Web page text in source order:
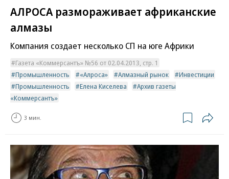
АЛРОСА размораживает африканские
алмазы
Компания создает несколько СП на юге Африки
Газета «Коммерсантъ» №56 от 02.04.2013, стр. 1
Промышленность
«Алроса» Алмазный рынок
Инвестиции
Промышленность
Елена Киселева
Архив газеты
«Коммерсантъ»
3 мин.